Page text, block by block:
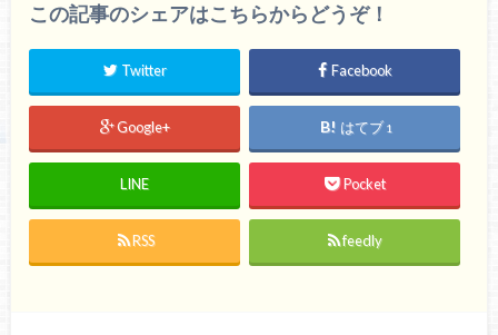
この記事のシェアはこちらからどうぞ！
Twitter Facebook
Google+ はてブ 1
LINE Pocket
RSS feedly